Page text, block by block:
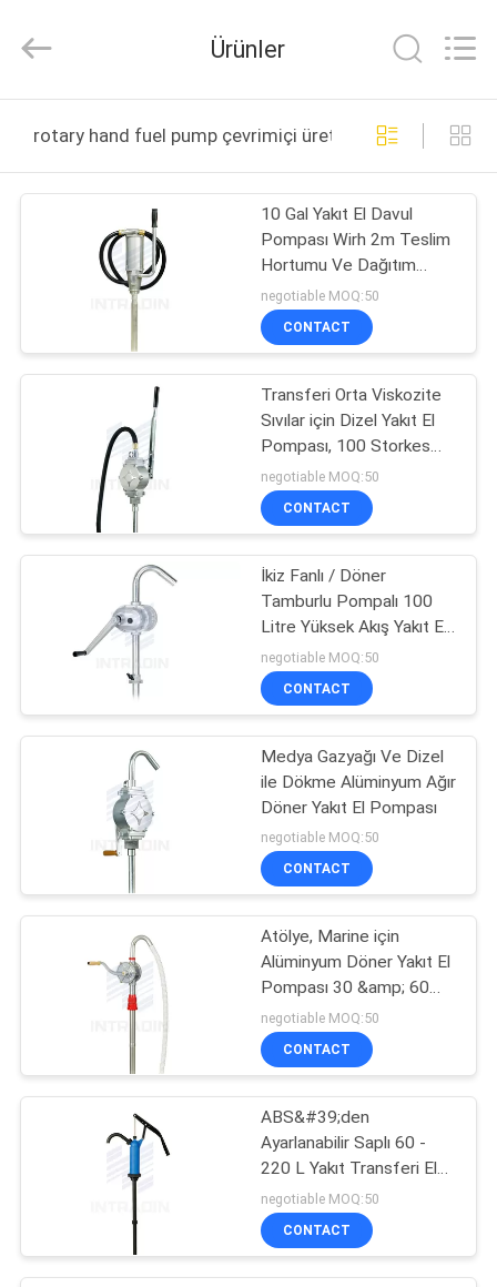
ÜRÜN:%
VIDEOLAR
HAKKIMIZDA
FABRIKA
KALITE
KONTROL
HABERLER
ISTEĞI
HARITASI
PRIVACY
POLICY
Reserved.
Ürünler
rotary hand fuel pump çevrimiçi üretim
10 Gal Yakıt El Davul
Pompası Wirh 2m Teslim
Hortumu Ve Dağıtım
Bacası
negotiable MOQ:50
CONTACT
Transferi Orta Viskozite
Sıvılar için Dizel Yakıt El
Pompası, 100 Storkes
Başına 24 Galon
negotiable MOQ:50
CONTACT
İkiz Fanlı / Döner
Tamburlu Pompalı 100
Litre Yüksek Akış Yakıt El
Pompası
negotiable MOQ:50
CONTACT
Medya Gazyağı Ve Dizel
ile Dökme Alüminyum Ağır
Döner Yakıt El Pompası
negotiable MOQ:50
CONTACT
Atölye, Marine için
Alüminyum Döner Yakıt El
Pompası 30 &amp; 60
Litre
negotiable MOQ:50
CONTACT
ABS&#39;den
Ayarlanabilir Saplı 60 -
220 L Yakıt Transferi El
Pompası
negotiable MOQ:50
CONTACT